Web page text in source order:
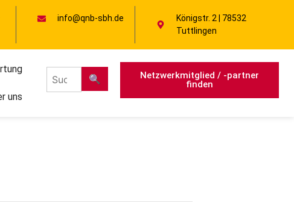
info@qnb-sbh.de
Königstr. 2 | 78532
Tuttlingen
uns
🔍
Netzwerkmitglied / -partner
finden